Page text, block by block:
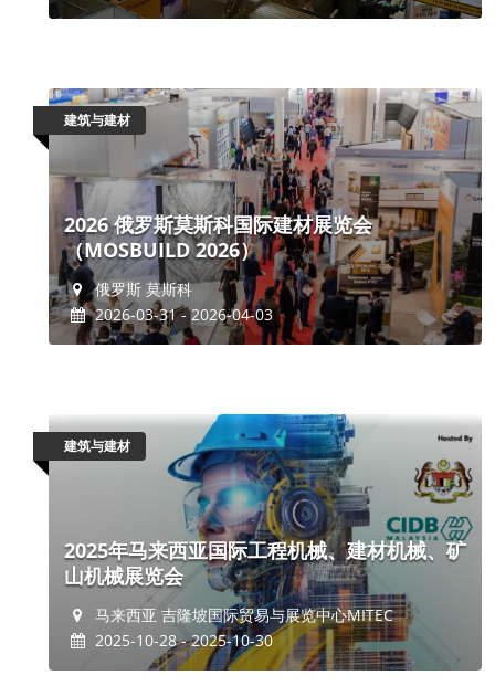
建筑与建材
2026 俄罗斯莫斯科国际建材展览会
（MOSBUILD 2026）
俄罗斯 莫斯科
2026-03-31 - 2026-04-03
建筑与建材
2025年马来西亚国际工程机械、建材机械、矿
山机械展览会
马来西亚 吉隆坡国际贸易与展览中心MITEC
2025-10-28 - 2025-10-30